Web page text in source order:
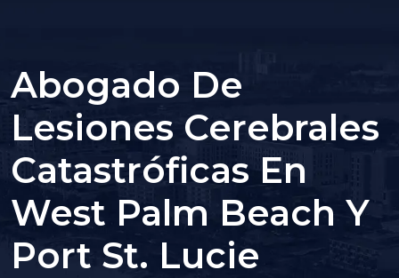
Abogado De
Lesiones Cerebrales
Catastróficas En
West Palm Beach Y
Port St. Lucie